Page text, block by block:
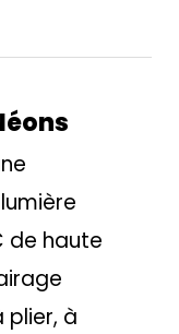
de haute
plier, à